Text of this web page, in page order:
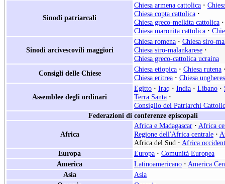
Sinodi patriarcali
Chiesa armena cattolica ·
Chiesa copta cattolica ·
Chiesa greco-melkita cattolica ·
Chiesa maronita cattolica ·
Sinodi arcivescovili maggiori
Chiesa romena · Chiesa siro-
Chiesa siro-malankarese ·
Chiesa greco-cattolica ucraina
Consigli delle Chiese
Chiesa etiopica · Chiesa rutena
Chiesa eritrea · Chiesa
Assemblee degli ordinari
Egitto · Iraq · India · Libano ·
Terra Santa ·
Consiglio dei Patriarchi
Federazioni di conferenze episcopali
Africa
Africa e Madagascar · Africa
Regione dell'Africa centrale ·
Africa del Sud · Africa
Europa
Europa · Comunità Europea
America
Latinoamericano · America
Asia
Asia